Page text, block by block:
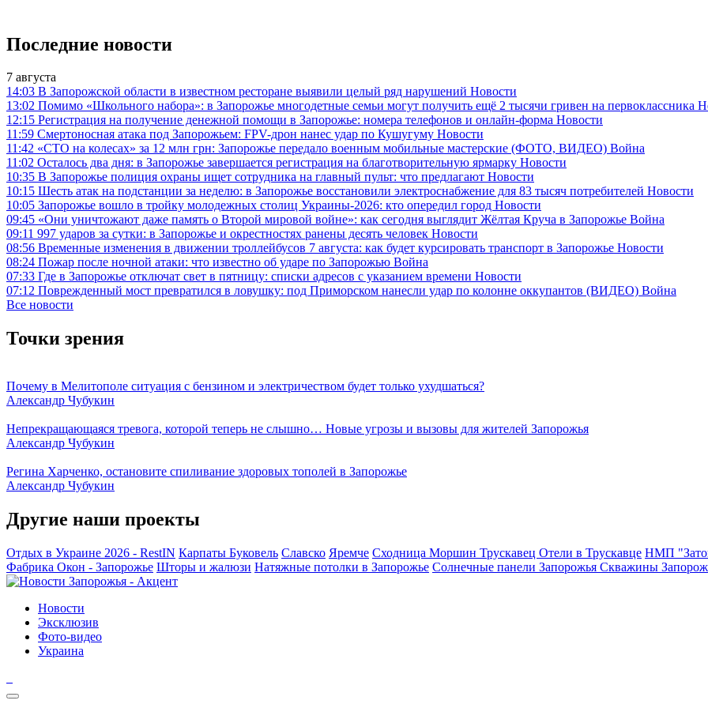
Последние новости
7 августа
14:03 В Запорожской области в известном ресторане выявили целый ряд нарушений Новости
13:02 Помимо «Школьного набора»: в Запорожье многодетные семьи могут получить ещё 2 тысячи гривен на первоклассника
12:15 Регистрация на получение денежной помощи в Запорожье: номера телефонов и онлайн-форма Новости
11:59 Смертоносная атака под Запорожьем: FPV-дрон нанес удар по Кушугуму Новости
11:42 «СТО на колесах» за 12 млн грн: Запорожье передало военным мобильные мастерские (ФОТО, ВИДЕО) Война
11:02 Осталось два дня: в Запорожье завершается регистрация на благотворительную ярмарку Новости
10:35 В Запорожье полиция охраны ищет сотрудника на главный пульт: что предлагают Новости
10:15 Шесть атак на подстанции за неделю: в Запорожье восстановили электроснабжение для 83 тысяч потребителей Новости
10:05 Запорожье вошло в тройку молодежных столиц Украины-2026: кто опередил город Новости
09:45 «Они уничтожают даже память о Второй мировой войне»: как сегодня выглядит Жёлтая Круча в Запорожье Война
09:11 997 ударов за сутки: в Запорожье и окрестностях ранены десять человек Новости
08:56 Временные изменения в движении троллейбусов 7 августа: как будет курсировать транспорт в Запорожье Новости
08:24 Пожар после ночной атаки: что известно об ударе по Запорожью Война
07:33 Где в Запорожье отключат свет в пятницу: списки адресов с указанием времени Новости
07:12 Поврежденный мост превратился в ловушку: под Приморском нанесли удар по колонне оккупантов (ВИДЕО) Война
Все новости
Точки зрения
Почему в Мелитополе ситуация с бензином и электричеством будет только ухудшаться?
Александр Чубукин
Непрекращающаяся тревога, которой теперь не слышно… Новые угрозы и вызовы для жителей Запорожья
Александр Чубукин
Регина Харченко, остановите спиливание здоровых тополей в Запорожье
Александр Чубукин
Другие наши проекты
Отдых в Украине 2026 - RestIN Карпаты Буковель Славско Яремче Сходница Моршин Трускавец Отели в Трускавце НМП
Фабрика Окон - Запорожье Шторы и жалюзи Натяжные потолки в Запорожье Солнечные панели Запорожья Скважины
Новости
Эксклюзив
Фото-видео
Украина